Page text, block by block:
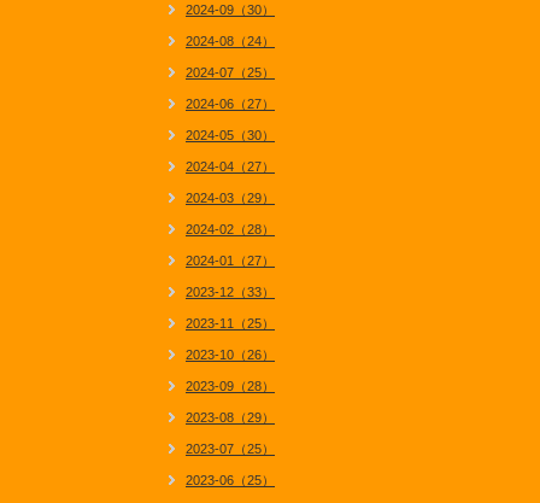
2024-09（30）
2024-08（24）
2024-07（25）
2024-06（27）
2024-05（30）
2024-04（27）
2024-03（29）
2024-02（28）
2024-01（27）
2023-12（33）
2023-11（25）
2023-10（26）
2023-09（28）
2023-08（29）
2023-07（25）
2023-06（25）